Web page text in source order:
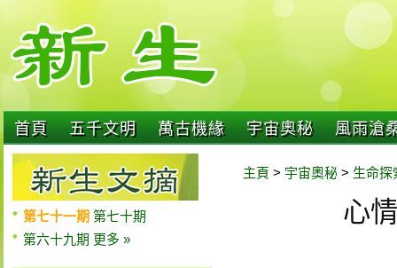
首頁 五千文明 萬古機緣 宇宙奧秘 風雨滄
第七十一期 第七十期
第六十九期 更多 »
主頁 > 宇宙奧秘 > 生命探
心